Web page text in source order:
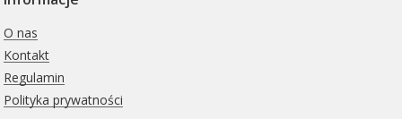
O nas
Kontakt
Regulamin
Polityka prywatności